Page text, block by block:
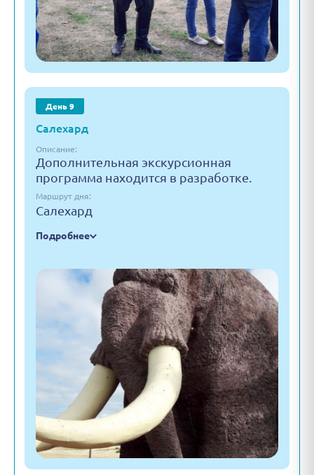
День 9
Салехард
Описание:
Дополнительная экскурсионная
программа находится в разработке.
Маршрут дня:
Салехард
Подробнее